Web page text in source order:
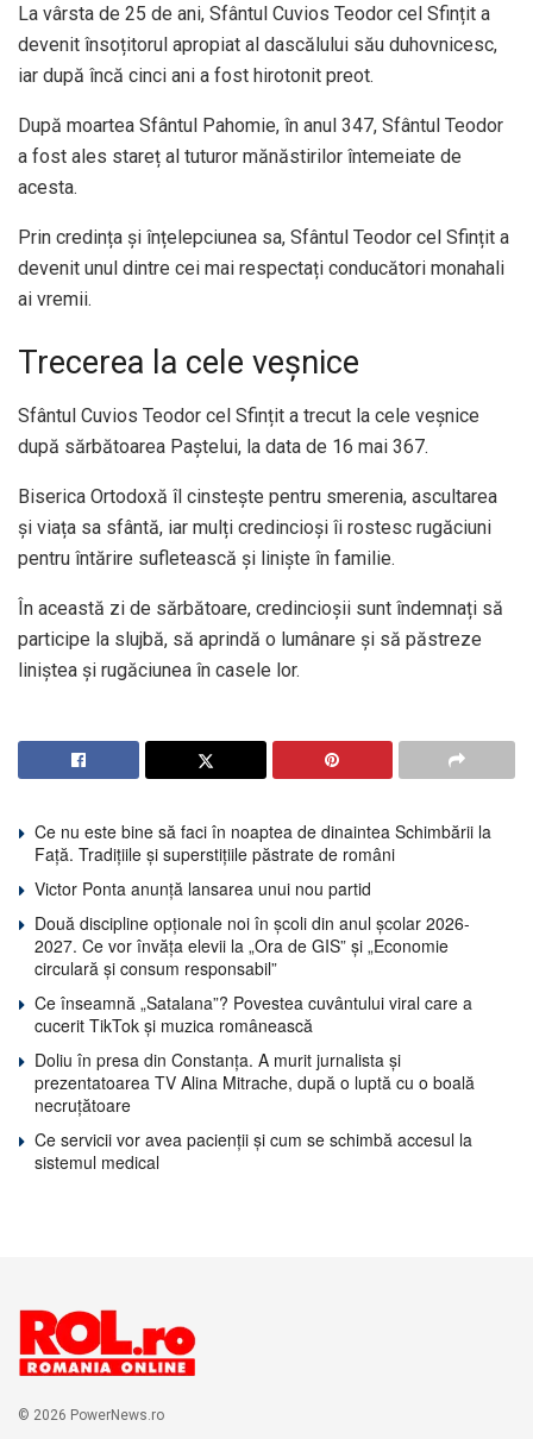
La vârsta de 25 de ani, Sfântul Cuvios Teodor cel Sfințit a
devenit însoțitorul apropiat al dascălului său duhovnicesc,
iar după încă cinci ani a fost hirotonit preot.
După moartea Sfântul Pahomie, în anul 347, Sfântul Teodor
a fost ales stareț al tuturor mănăstirilor întemeiate de
acesta.
Prin credința și înțelepciunea sa, Sfântul Teodor cel Sfințit a
devenit unul dintre cei mai respectați conducători monahali
ai vremii.
Trecerea la cele veșnice
Sfântul Cuvios Teodor cel Sfințit a trecut la cele veșnice
după sărbătoarea Paștelui, la data de 16 mai 367.
Biserica Ortodoxă îl cinstește pentru smerenia, ascultarea
și viața sa sfântă, iar mulți credincioși îi rostesc rugăciuni
pentru întărire sufletească și liniște în familie.
În această zi de sărbătoare, credincioșii sunt îndemnați să
participe la slujbă, să aprindă o lumânare și să păstreze
liniștea și rugăciunea în casele lor.
Ce nu este bine să faci în noaptea de dinaintea Schimbării la
Față. Tradițiile și superstițiile păstrate de români
Victor Ponta anunță lansarea unui nou partid
Două discipline opționale noi în școli din anul școlar 2026-
2027. Ce vor învăța elevii la „Ora de GIS” și „Economie
circulară și consum responsabil”
Ce înseamnă „Satalana”? Povestea cuvântului viral care a
cucerit TikTok și muzica românească
Doliu în presa din Constanța. A murit jurnalista și
prezentatoarea TV Alina Mitrache, după o luptă cu o boală
necruțătoare
Ce servicii vor avea pacienții și cum se schimbă accesul la
sistemul medical
© 2026 PowerNews.ro